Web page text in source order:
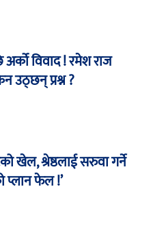
विवाद ! रमेश राज
उठ्छन् प्रश्न ?
खेल, श्रेष्ठलाई सरुवा गर्ने
प्लान फेल !’